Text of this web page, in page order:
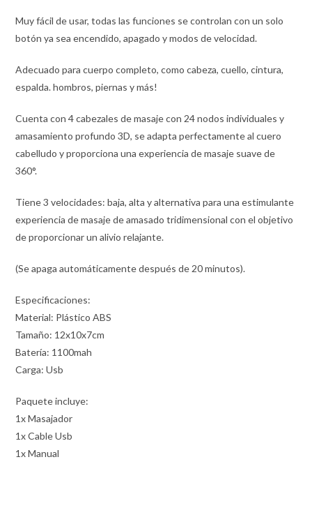
Muy fácil de usar, todas las funciones se controlan con un solo
botón ya sea encendido, apagado y modos de velocidad.
Adecuado para cuerpo completo, como cabeza, cuello, cintura,
espalda. hombros, piernas y más!
Cuenta con 4 cabezales de masaje con 24 nodos individuales y
amasamiento profundo 3D, se adapta perfectamente al cuero
cabelludo y proporciona una experiencia de masaje suave de
360°.
Tiene 3 velocidades: baja, alta y alternativa para una estimulante
experiencia de masaje de amasado tridimensional con el objetivo
de proporcionar un alivio relajante.
(Se apaga automáticamente después de 20 minutos).
Especificaciones:
Material: Plástico ABS
Tamaño: 12x10x7cm
Batería: 1100mah
Carga: Usb
Paquete incluye:
1x Masajador
1x Cable Usb
1x Manual